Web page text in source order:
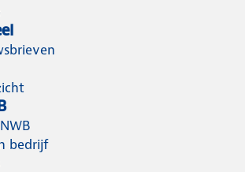
bedrijf